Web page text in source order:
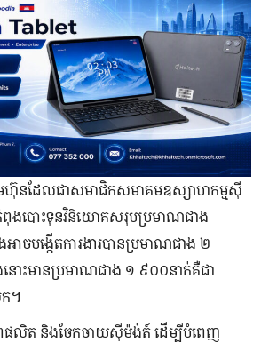
រុមហ៊ុន​ដែល​ជា​សមាជិកសមាគមឧស្សាហកម្មស៊ី
ពុងបោះទុនវិនិយោគសរុបប្រមាណជាង
ាចបង្កើតការងារបានប្រមាណជាង ២
នោះមានប្រមាណជាង ១ ៩០០នាក់គឺជា
ក។
ផលិត និងចែកចាយស៊ីម៉ង់ត៍ ដើម្បីបំពេញ